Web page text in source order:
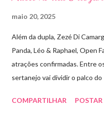
maio 20, 2025
Além da dupla, Zezé Di
Panda, Léo & Raphael, Open
atrações confirmadas. Entre
sertanejo vai dividir o palco do
outras atrações. Esta edição
COMPARTILHAR